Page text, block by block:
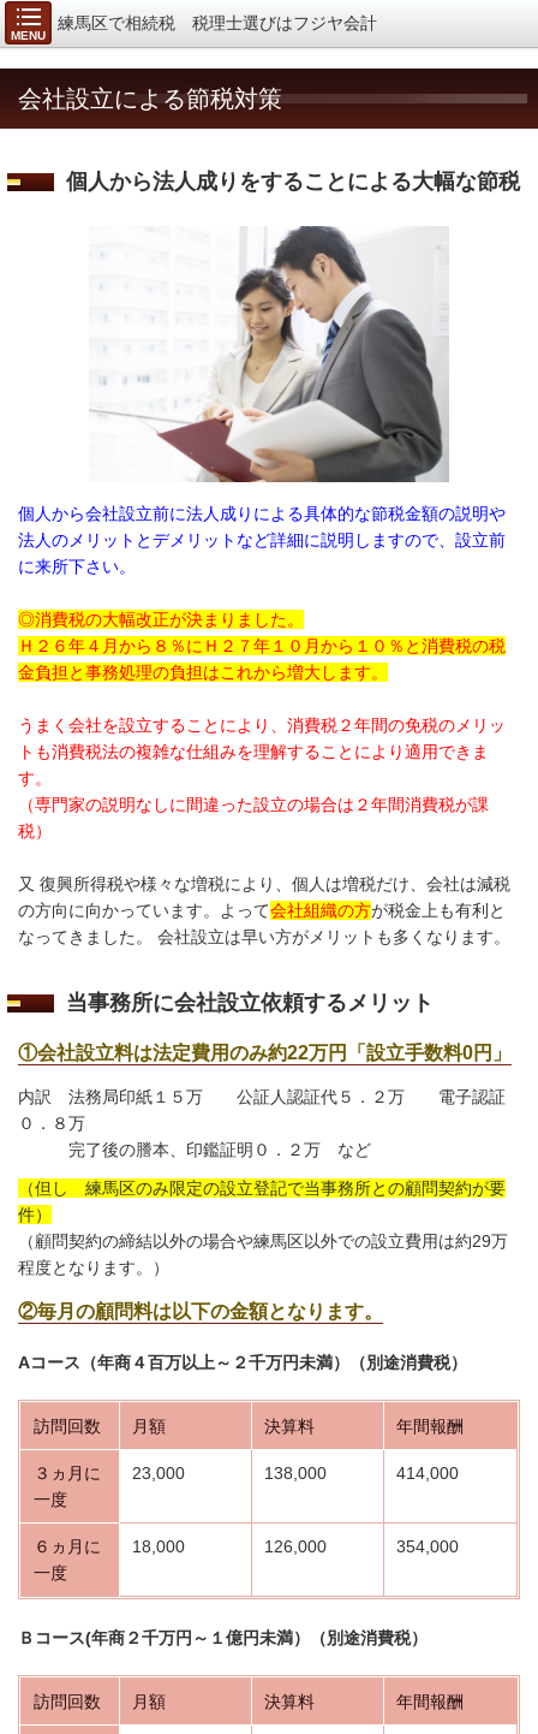
MENU
練馬区で相続税 税理士選びはフジヤ会計
会社設立による節税対策
個人から法人成りをすることによる大幅な節税
個人から会社設立前に法人成りによる具体的な節税金額の説明や
法人のメリットとデメリットなど詳細に説明しますので、設立前
に来所下さい。
◎消費税の大幅改正が決まりました。
Ｈ２６年４月から８％にＨ２７年１０月から１０％と消費税の税
金負担と事務処理の負担はこれから増大します。
うまく会社を設立することにより、消費税２年間の免税のメリッ
トも消費税法の複雑な仕組みを理解することにより適用できま
す。
（専門家の説明なしに間違った設立の場合は２年間消費税が課
税）
又 復興所得税や様々な増税により、個人は増税だけ、会社は減税
の方向に向かっています。よって会社組織の方が税金上も有利と
なってきました。 会社設立は早い方がメリットも多くなります。
当事務所に会社設立依頼するメリット
①会社設立料は法定費用のみ約22万円「設立手数料0円」
内訳 法務局印紙１５万 公証人認証代５．２万 電子認証
０．８万
完了後の謄本、印鑑証明０．２万 など
（但し 練馬区のみ限定の設立登記で当事務所との顧問契約が要
件）
（顧問契約の締結以外の場合や練馬区以外での設立費用は約29万
程度となります。）
②毎月の顧問料は以下の金額となります。
Aコース（年商４百万以上～２千万円未満）（別途消費税）
訪問回数 月額 決算料 年間報酬
３ヵ月に
一度
23,000 138,000 414,000
６ヵ月に
一度
18,000 126,000 354,000
Ｂコース(年商２千万円～１億円未満）（別途消費税）
訪問回数 月額 決算料 年間報酬